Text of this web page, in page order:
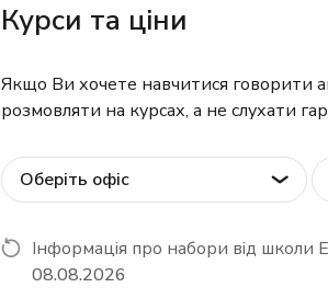
Курси та ціни
Якщо Ви хочете навчитися говорити
розмовляти на курсах, а не слухати
Оберіть офіс
Інформація про набори від школи
08.08.2026